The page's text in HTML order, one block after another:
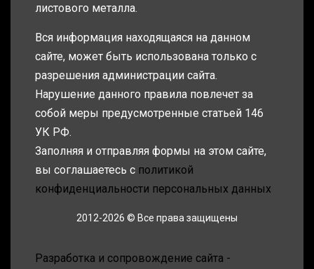
листового металла.
Вся информация находящаяся на данном
сайте, может быть использована только с
разрешения администрации сайта.
Нарушение данного правила повлечет за
собой меры предусмотренные статьей 146
УК РФ.
Заполняя и отправляя формы на этом сайте,
вы соглашаетесь с политикой
конфиденциальности персональных данных
2012-2026 © Все права защищены
Разработка и сопровождение сайта -